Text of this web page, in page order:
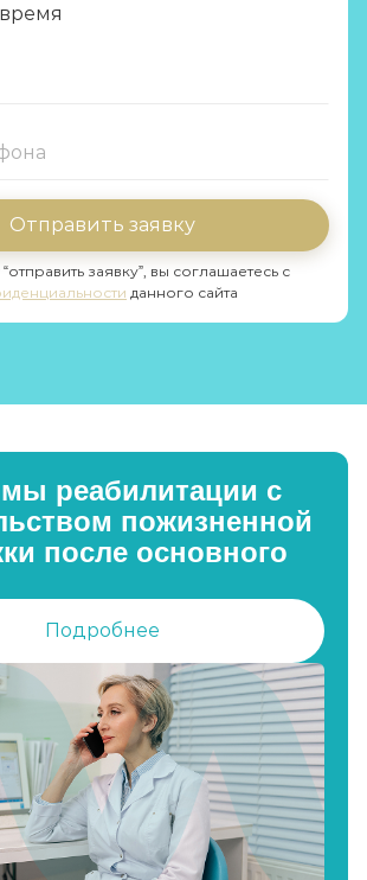
Отправить заявку
заявку”, вы соглашаетесь с
данного сайта
реабилитации с
пожизненной
после основного
Подробнее